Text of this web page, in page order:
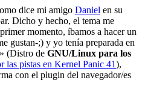
dice mi amigo Daniel en su
Dicho y hecho, el tema me
momento, íbamos a hacer un
gustan-;) y yo tenía preparada en
» (Distro de GNU/Linux para los
las pistas en Kernel Panic 41),
con el plugin del navegador/es